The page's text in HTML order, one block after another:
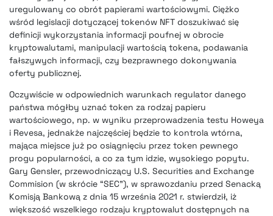
uregulowany co obrót papierami wartościowymi. Ciężko
wśród legislacji dotyczącej tokenów NFT doszukiwać się
definicji wykorzystania informacji poufnej w obrocie
kryptowalutami, manipulacji wartością tokena, podawania
fałszywych informacji, czy bezprawnego dokonywania
oferty publicznej.
Oczywiście w odpowiednich warunkach regulator danego
państwa mógłby uznać token za rodzaj papieru
wartościowego, np. w wyniku przeprowadzenia testu Howeya
i Revesa, jednakże najczęściej będzie to kontrola wtórna,
mająca miejsce już po osiągnięciu przez token pewnego
progu popularności, a co za tym idzie, wysokiego popytu.
Gary Gensler, przewodniczący U.S. Securities and Exchange
Commision (w skrócie “SEC”), w sprawozdaniu przed Senacką
Komisją Bankową z dnia 15 września 2021 r. stwierdził, iż
większość wszelkiego rodzaju kryptowalut dostępnych na